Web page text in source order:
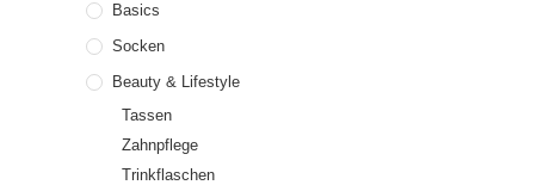
Basics
Socken
Beauty & Lifestyle
Tassen
Zahnpflege
Trinkflaschen